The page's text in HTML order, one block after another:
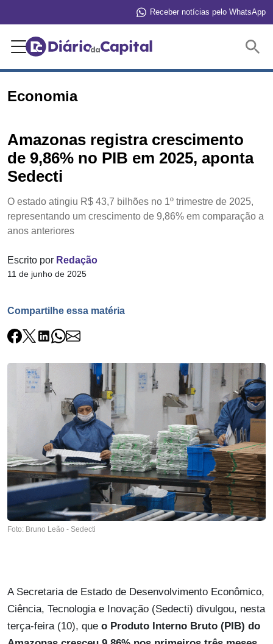
Receber notícias pelo WhatsApp
Economia
Amazonas registra crescimento
de 9,86% no PIB em 2025, aponta
Sedecti
O estado atingiu R$ 43,7 bilhões no 1º trimestre de 2025,
representando um crescimento de 9,86% em comparação a
anos anteriores
Escrito por Redação
11 de junho de 2025
Compartilhe essa matéria
Foto: Bruno Leão - Sedecti
A Secretaria de Estado de Desenvolvimento Econômico,
Ciência, Tecnologia e Inovação (Sedecti) divulgou, nesta
terça-feira (10), que o Produto Interno Bruto (PIB) do